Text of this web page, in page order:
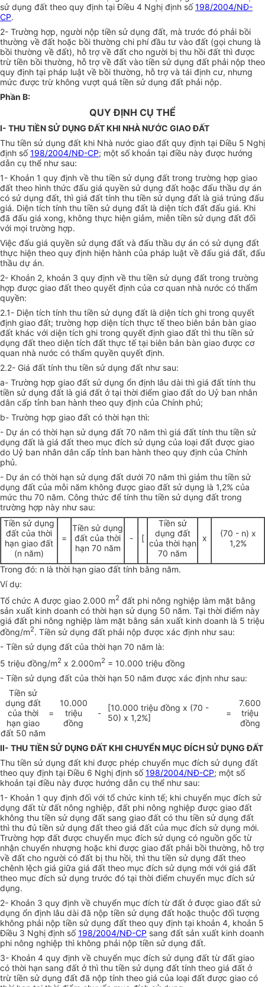
sử dụng đất theo quy định tại Điều 4 Nghị định số198/2004/NĐ-
CP.
2- Trường hợp, người nộp tiền sử dụng đất, mà trước đó phải bồi
thường về đất hoặc bồi thường chi phí đầu tư vào đất (gọi chung là
bồi thường về đất), hỗ trợ về đất cho người bị thu hồi đất thì được
trừ tiền bồi thường, hỗ trợ về đất vào tiền sử dụng đất phải nộp theo
quy định tại pháp luật về bồi thường, hỗ trợ và tái định cư, nhưng
mức được trừ không vượt quá tiền sử dụng đất phải nộp.
Phần B:
QUY ĐỊNH CỤ THỂ
I- THU TIỀN SỬ DỤNG ĐẤT KHI NHÀ NƯỚC GIAO ĐẤT
Thu tiền sử dụng đất khi Nhà nước giao đất quy định tại Điều 5 Nghị
định số198/2004/NĐ-CP; một số khoản tại điều này được hướng
dẫn cụ thể như sau:
1- Khoản 1 quy định về thu tiền sử dụng đất trong trường hợp giao
đất theo hình thức đấu giá quyền sử dụng đất hoặc đấu thầu dự án
có sử dụng đất, thì giá đất tính thu tiền sử dụng đất là giá trúng đấu
giá. Diện tích tính thu tiền sử dụng đất là diện tích đất đấu giá. Khi
đã đấu giá xong, không thực hiện giảm, miễn tiền sử dụng đất đối
với mọi trường hợp.
Việc đấu giá quyền sử dụng đất và đấu thầu dự án có sử dụng đất
thực hiện theo quy định hiện hành của pháp luật về đấu giá đất, đấu
thầu dự án.
2- Khoản 2, khoản 3 quy định về thu tiền sử dụng đất trong trường
hợp được giao đất theo quyết định của cơ quan nhà nước có thẩm
quyền:
2.1- Diện tích tính thu tiền sử dụng đất là diện tích ghi trong quyết
định giao đất; trường hợp diện tích thực tế theo biên bản bàn giao
đất khác với diện tích ghi trong quyết định giao đất thì thu tiền sử
dụng đất theo diện tích đất thực tế tại biên bản bàn giao được cơ
quan nhà nước có thẩm quyền quyết định.
2.2- Giá đất tính thu tiền sử dụng đất như sau:
a- Trường hợp giao đất sử dụng ổn định lâu dài thì giá đất tính thu
tiền sử dụng đất là giá đất ở tại thời điểm giao đất do Uỷ ban nhân
dân cấp tỉnh ban hành theo quy định của Chính phủ;
b- Trường hợp giao đất có thời hạn thì:
- Dự án có thời hạn sử dụng đất 70 năm thì giá đất tính thu tiền sử
dụng đất là giá đất theo mục đích sử dụng của loại đất được giao
do Uỷ ban nhân dân cấp tỉnh ban hành theo quy định của Chính
phủ.
- Dự án có thời hạn sử dụng đất dưới 70 năm thì giảm thu tiền sử
dụng đất của mỗi năm không được giao đất sử dụng là 1,2% của
mức thu 70 năm. Công thức để tính thu tiền sử dụng đất trong
trường hợp này như sau:
Tiền sử dụng
đất của thời
hạn giao đất
(n năm)
=
Tiền sử dụng
đất của thời
hạn 70 năm
- [
Tiền sử
dụng đất
của thời hạn
70 năm
x
(70 - n) x
1,2%
Trong đó: n là thời hạn giao đất tính bằng năm.
Ví dụ:
Tổ chức A được giao 2.000 m2 đất phi nông nghiệp làm mặt bằng
sản xuất kinh doanh có thời hạn sử dụng 50 năm. Tại thời điểm này
giá đất phi nông nghiệp làm mặt bằng sản xuất kinh doanh là 5 triệu
đồng/m2. Tiền sử dụng đất phải nộp được xác định như sau:
- Tiền sử dụng đất của thời hạn 70 năm là:
5 triệu đồng/m2 x 2.000m2 = 10.000 triệu đồng
- Tiền sử dụng đất của thời hạn 50 năm được xác định như sau:
Tiền sử
dụng đất
của thời
hạn giao
đất 50 năm
=
10.000
triệu
đồng
-
[10.000 triệu đồng x (70 -
50) x 1,2%]
=
7.600
triệu
đồng
II- THU TIỀN SỬ DỤNG ĐẤT KHI CHUYỂN MỤC ĐÍCH SỬ DỤNG ĐẤT
Thu tiền sử dụng đất khi được phép chuyển mục đích sử dụng đất
theo quy định tại Điều 6 Nghị định số198/2004/NĐ-CP; một số
khoản tại điều này được hướng dẫn cụ thể như sau:
1- Khoản 1 quy định đối với tổ chức kinh tế; khi chuyển mục đích sử
dụng đất từ đất nông nghiệp, đất phi nông nghiệp được giao đất
không thu tiền sử dụng đất sang giao đất có thu tiền sử dụng đất
thì thu đủ tiền sử dụng đất theo giá đất của mục đích sử dụng mới.
Trường hợp đất được chuyển mục đích sử dụng có nguồn gốc từ
nhận chuyển nhượng hoặc khi được giao đất phải bồi thường, hỗ trợ
về đất cho người có đất bị thu hồi, thì thu tiền sử dụng đất theo
chênh lệch giá giữa giá đất theo mục đích sử dụng mới với giá đất
theo mục đích sử dụng trước đó tại thời điểm chuyển mục đích sử
dụng.
2- Khoản 3 quy định về chuyển mục đích từ đất ở được giao đất sử
dụng ổn định lâu dài đã nộp tiền sử dụng đất hoặc thuộc đối tượng
không phải nộp tiền sử dụng đất theo quy định tại khoản 4, khoản 5
Điều 3 Nghị định số198/2004/NĐ-CP sang đất sản xuất kinh doanh
phi nông nghiệp thì không phải nộp tiền sử dụng đất.
3- Khoản 4 quy định về chuyển mục đích sử dụng đất từ đất giao
có thời hạn sang đất ở thì thu tiền sử dụng đất tính theo giá đất ở
trừ tiền sử dụng đất đã nộp tính theo giá của loại đất được giao có